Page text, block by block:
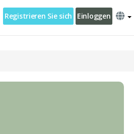
Registrieren Sie sich Einloggen